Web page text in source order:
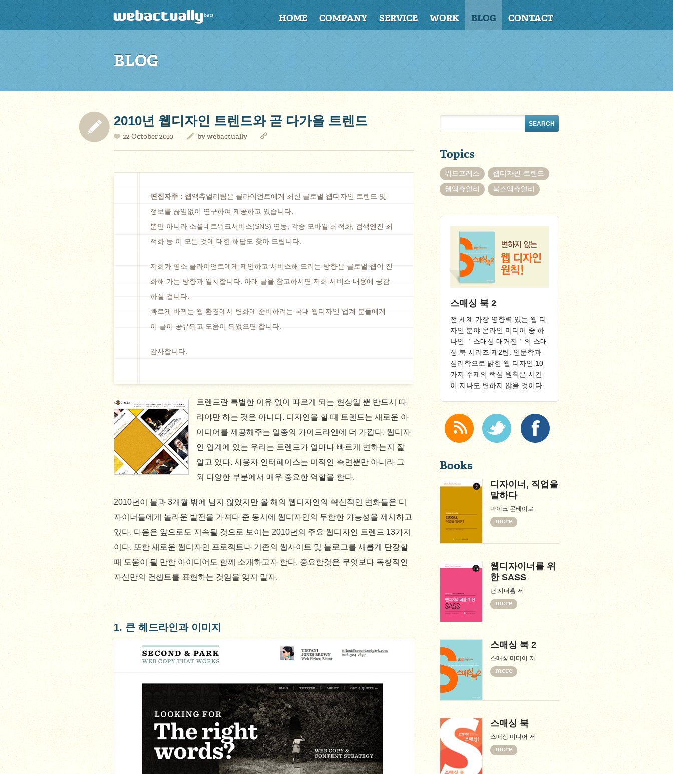
HOME COMPANY SERVICE WORK BLOG CONTACT
BLOG
2010년 웹디자인 트렌드와 곧 다가올 트렌드
22 October 2010 bywebactually
편집자주 : 웹액츄얼리팀은 클라이언트에게 최신 글로벌 웹디자인 트렌드 및
정보를 끊임없이 연구하여 제공하고 있습니다.
뿐만 아니라 소셜네트워크서비스(SNS) 연동, 각종 모바일 최적화, 검색엔진 최
적화 등 이 모든 것에 대한 해답도 찾아 드립니다.
저희가 평소 클라이언트에게 제안하고 서비스해 드리는 방향은 글로벌 웹이 진
화해 가는 방향과 일치합니다. 아래 글을 참고하시면 저희 서비스 내용에 공감
하실 겁니다.
빠르게 바뀌는 웹 환경에서 변화에 준비하려는 국내 웹디자인 업계 분들에게
이 글이 공유되고 도움이 되었으면 합니다.
감사합니다.
트렌드란 특별한 이유 없이 따르게 되는 현상일 뿐 반드시 따
라야만 하는 것은 아니다. 디자인을 할 때 트렌드는 새로운 아
이디어를 제공해주는 일종의 가이드라인에 더 가깝다. 웹디자
인 업계에 있는 우리는 트렌드가 얼마나 빠르게 변하는지 잘
알고 있다. 사용자 인터페이스는 미적인 측면뿐만 아니라 그
외 다양한 부분에서 매우 중요한 역할을 한다.
2010년이 불과 3개월 밖에 남지 않았지만 올 해의 웹디자인의 혁신적인 변화들은 디
자이너들에게 놀라운 발전을 가져다 준 동시에 웹디자인의 무한한 가능성을 제시하고
있다. 다음은 앞으로도 지속될 것으로 보이는 2010년의 주요 웹디자인 트렌드 13가지
이다. 또한 새로운 웹디자인 프로젝트나 기존의 웹사이트 및 블로그를 새롭게 단장할
때 도움이 될 만한 아이디어도 함께 소개하고자 한다. 중요한것은 무엇보다 독창적인
자신만의 컨셉트를 표현하는 것임을 잊지 말자.
1. 큰 헤드라인과 이미지
Topics
워드프레스
웹디자인-트렌드
웹액츄얼리
북스액츄얼리
스매싱 북 2
전 세계 가장 영향력 있는 웹 디
자인 분야 온라인 미디어 중 하
나인 ＇스매싱 매거진＇의 스매
싱 북 시리즈 제2탄. 인문학과
심리학으로 밝힌 웹 디자인 10
가지 주제의 핵심 원칙은 시간
이 지나도 변하지 않을 것이다.
Books
디자이너, 직업을
말하다
마이크 몬테이로
more
웹디자이너를 위
한 SASS
댄 시더홈 저
more
스매싱 북 2
스매싱 미디어 저
more
스매싱 북
스매싱 미디어 저
more